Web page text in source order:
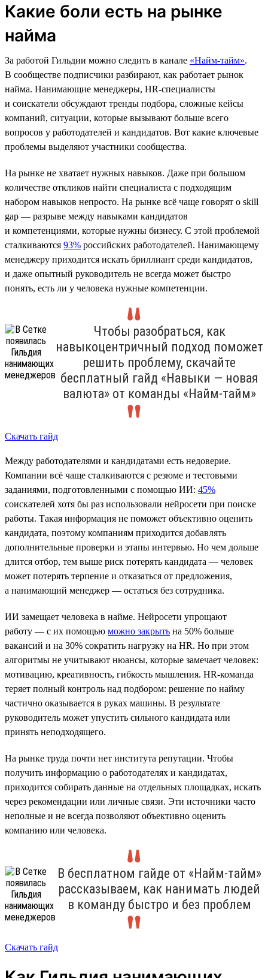
Какие боли есть на рынке
найма
За работой Гильдии можно следить в канале «Найм-тайм».
В сообществе подписчики разбирают, как работает рынок
найма. Нанимающие менеджеры, HR-специалисты
и соискатели обсуждают тренды подбора, сложные кейсы
компаний, ситуации, которые вызывают больше всего
вопросов у работодателей и кандидатов. Вот какие ключевые
проблемы выделяют участники сообщества.
На рынке не хватает нужных навыков. Даже при большом
количестве откликов найти специалиста с подходящим
набором навыков непросто. На рынке всё чаще говорят о skill
gap — разрыве между навыками кандидатов
и компетенциями, которые нужны бизнесу. С этой проблемой
сталкиваются 93% российских работодателей. Нанимающему
менеджеру приходится искать бриллиант среди кандидатов,
и даже опытный руководитель не всегда может быстро
понять, есть ли у человека нужные компетенции.
Чтобы разобраться, как
навыкоцентричный подход поможет
решить проблему, скачайте
бесплатный гайд «Навыки — новая
валюта» от команды «Найм-тайм»
Скачать гайд
Между работодателями и кандидатами есть недоверие.
Компании всё чаще сталкиваются с резюме и тестовыми
заданиями, подготовленными с помощью ИИ: 45%
соискателей хотя бы раз использовали нейросети при поиске
работы. Такая информация не поможет объективно оценить
кандидата, поэтому компаниям приходится добавлять
дополнительные проверки и этапы интервью. Но чем дольше
длится отбор, тем выше риск потерять кандидата — человек
может потерять терпение и отказаться от предложения,
а нанимающий менеджер — остаться без сотрудника.
ИИ замещает человека в найме. Нейросети упрощают
работу — с их помощью можно закрыть на 50% больше
вакансий и на 30% сократить нагрузку на HR. Но при этом
алгоритмы не учитывают нюансы, которые замечает человек:
мотивацию, креативность, гибкость мышления. HR-команда
теряет полный контроль над подбором: решение по найму
частично оказывается в руках машины. В результате
руководитель может упустить сильного кандидата или
принять неподходящего.
На рынке труда почти нет института репутации. Чтобы
получить информацию о работодателях и кандидатах,
приходится собирать данные на отдельных площадках, искать
через рекомендации или личные связи. Эти источники часто
неполные и не всегда позволяют объективно оценить
компанию или человека.
В бесплатном гайде от «Найм-тайм»
рассказываем, как нанимать людей
в команду быстро и без проблем
Скачать гайд